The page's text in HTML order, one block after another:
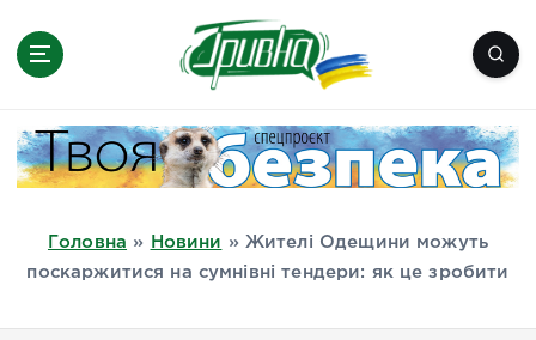
Миколаїв, Одеса, Мелітополь
Головна » Новини » Жителі Одещини можуть
поскаржитися на сумнівні тендери: як це зробити